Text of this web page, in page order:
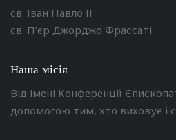
св. Іван Павло ІІ
св. П’єр Джорджо Фрассаті
Наша місія
Від імені Конференції
допомогою тим, хто виховує і